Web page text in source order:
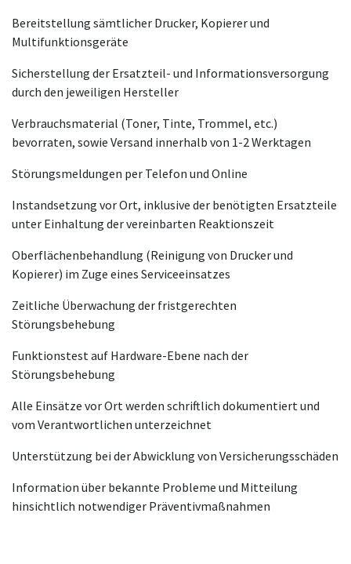
Bereitstellung sämtlicher Drucker, Kopierer und
Multifunktionsgeräte
Sicherstellung der Ersatzteil- und Informationsversorgung
durch den jeweiligen Hersteller
Verbrauchsmaterial (Toner, Tinte, Trommel, etc.)
bevorraten, sowie Versand innerhalb von 1-2 Werktagen
Störungsmeldungen per Telefon und Online
Instandsetzung vor Ort, inklusive der benötigten Ersatzteile
unter Einhaltung der vereinbarten Reaktionszeit
Oberflächenbehandlung (Reinigung von Drucker und
Kopierer) im Zuge eines Serviceeinsatzes
Zeitliche Überwachung der fristgerechten
Störungsbehebung
Funktionstest auf Hardware-Ebene nach der
Störungsbehebung
Alle Einsätze vor Ort werden schriftlich dokumentiert und
vom Verantwortlichen unterzeichnet
Unterstützung bei der Abwicklung von Versicherungsschäden
Information über bekannte Probleme und Mitteilung
hinsichtlich notwendiger Präventivmaßnahmen